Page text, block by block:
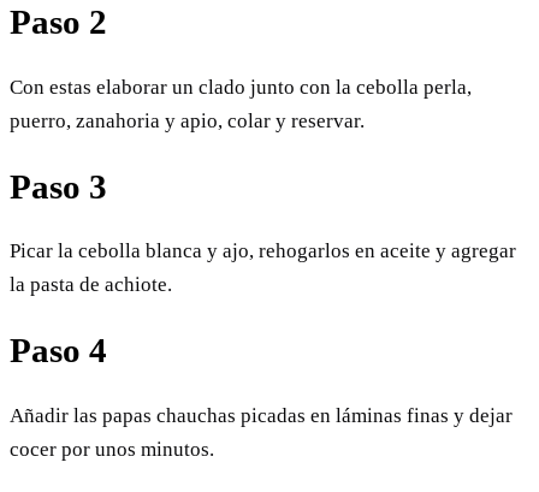
Paso 2
Con estas elaborar un clado junto con la cebolla perla,
puerro, zanahoria y apio, colar y reservar.
Paso 3
Picar la cebolla blanca y ajo, rehogarlos en aceite y agregar
la pasta de achiote.
Paso 4
Añadir las papas chauchas picadas en láminas finas y dejar
cocer por unos minutos.